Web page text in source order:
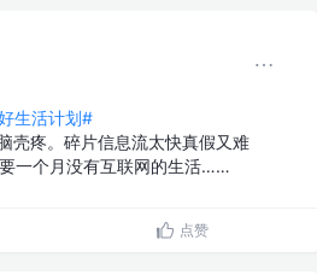
生活计划#
壳疼。碎片信息流太快真假又难
一个月没有互联网的生活……
点赞